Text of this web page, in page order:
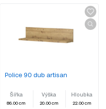
Police 90 dub artisan
Šířka
86.00 cm
Výška
20.00 cm
Hloubka
22.00 cm